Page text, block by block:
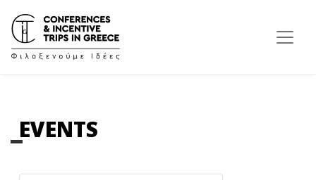
EVENTS